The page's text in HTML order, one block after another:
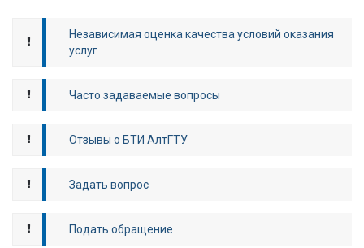
Независимая оценка качества условий оказания
услуг
Часто задаваемые вопросы
Отзывы о БТИ АлтГТУ
Задать вопрос
Подать обращение